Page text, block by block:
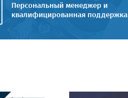
Персональный менеджер и
квалифицированная поддержка